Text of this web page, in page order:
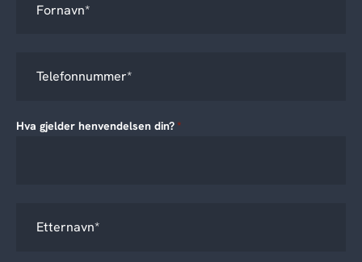
Hva gjelder henvendelsen din? *